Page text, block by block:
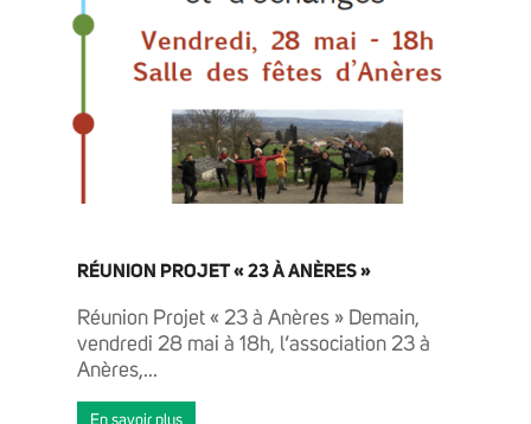
RÉUNION PROJET « 23 À ANÈRES »
Réunion Projet « 23 à Anères » Demain,
vendredi 28 mai à 18h, l’association 23 à
Anères,...
En savoir plus